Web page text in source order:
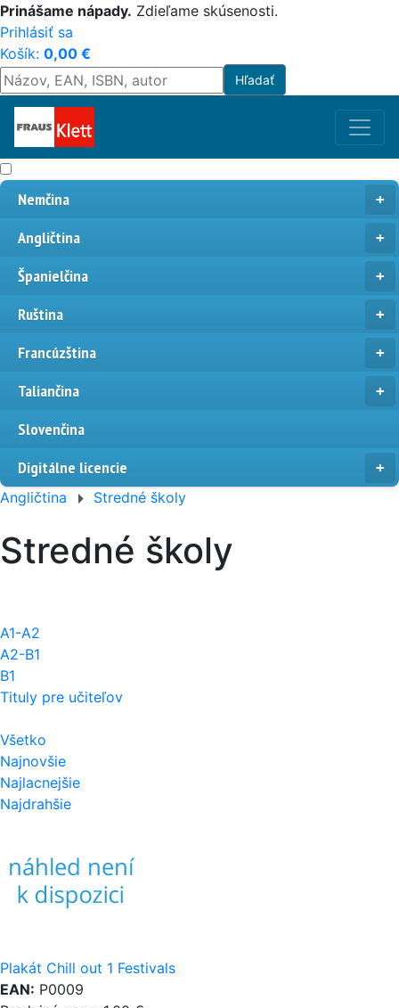
Prinášame nápady. Zdieľame skúsenosti.
Prihlásiť sa
Košík: 0,00 €
Nemčina
Angličtina
Španielčina
Ruština
Francúzština
Taliančina
Slovenčina
Digitálne licencie
Angličtina Stredné školy
Stredné školy
A1-A2
A2-B1
B1
Tituly pre učiteľov
Všetko
Najnovšie
Najlacnejšie
Najdrahšie
Plakát Chill out 1 Festivals
EAN: P0009